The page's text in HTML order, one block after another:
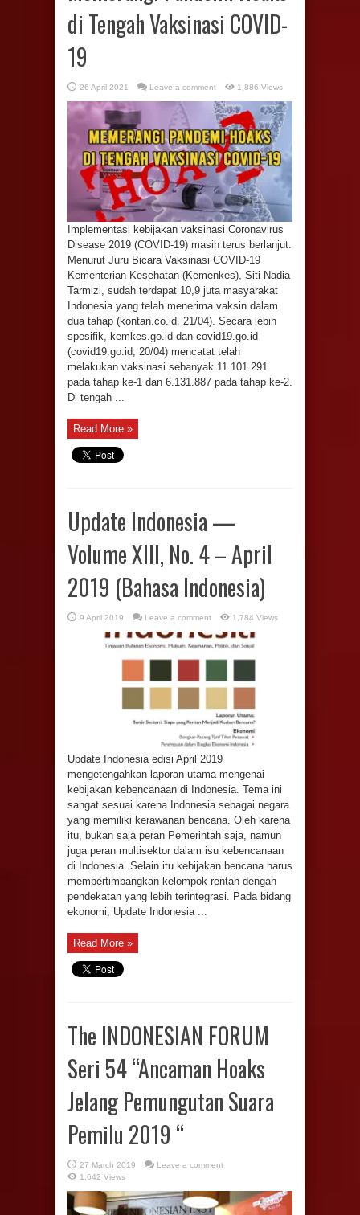
di Tengah Vaksinasi COVID-
19
26 April 2021 Leave a comment 1,886 Views
Implementasi kebijakan vaksinasi Coronavirus
Disease 2019 (COVID-19) masih terus berlanjut.
Menurut Juru Bicara Vaksinasi COVID-19
Kementerian Kesehatan (Kemenkes), Siti Nadia
Tarmizi, sudah terdapat 10,9 juta masyarakat
Indonesia yang telah menerima vaksin dalam
dua tahap (kontan.co.id, 21/04). Secara lebih
spesifik, kemkes.go.id dan covid19.go.id
(covid19.go.id, 20/04) mencatat telah
melakukan vaksinasi sebanyak 11.101.291
pada tahap ke-1 dan 6.131.887 pada tahap ke-2.
Di tengah ...
Read More »
Update Indonesia —
Volume XIII, No. 4 – April
2019 (Bahasa Indonesia)
9 April 2019 Leave a comment 1,784 Views
Update Indonesia edisi April 2019
mengetengahkan laporan utama mengenai
kebijakan kebencanaan di Indonesia. Tema ini
sangat sesuai karena Indonesia sebagai negara
yang memiliki kerawanan bencana. Oleh karena
itu, bukan saja peran Pemerintah saja, namun
juga peran multisektor dalam isu kebencanaan
di Indonesia. Selain itu kebijakan bencana harus
mempertimbangkan kelompok rentan dengan
pendekatan yang lebih terintegrasi. Pada bidang
ekonomi, Update Indonesia ...
Read More »
The INDONESIAN FORUM
Seri 54 “Ancaman Hoaks
Jelang Pemungutan Suara
Pemilu 2019 “
27 March 2019
Leave a comment
1,642 Views